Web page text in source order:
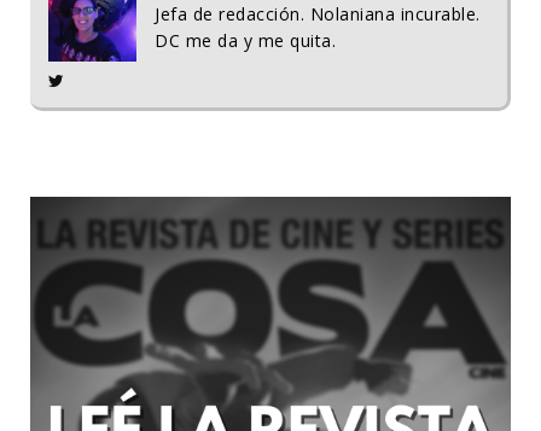
Jefa de redacción. Nolaniana incurable.
DC me da y me quita.